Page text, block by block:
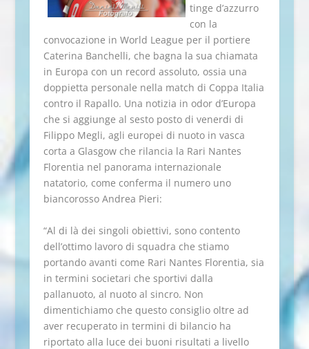
tinge d’azzurro
con la
convocazione in World League per il portiere
Caterina Banchelli, che bagna la sua chiamata
in Europa con un record assoluto, ossia una
doppietta personale nella match di Coppa Italia
contro il Rapallo. Una notizia in odor d’Europa
che si aggiunge al sesto posto di venerdi di
Filippo Megli, agli europei di nuoto in vasca
corta a Glasgow che rilancia la Rari Nantes
Florentia nel panorama internazionale
natatorio, come conferma il numero uno
biancorosso Andrea Pieri:
“Al di là dei singoli obiettivi, sono contento
dell’ottimo lavoro di squadra che stiamo
portando avanti come Rari Nantes Florentia, sia
in termini societari che sportivi dalla
pallanuoto, al nuoto al sincro. Non
dimentichiamo che questo consiglio oltre ad
aver recuperato in termini di bilancio ha
riportato alla luce dei buoni risultati a livello